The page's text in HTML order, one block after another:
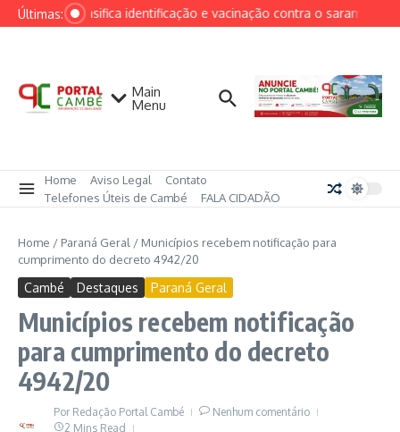
Ir para o conteúdo
Últimas:
Cambé intensifica identificação e vacinação contra o sarampo
Main
Menu
Home Aviso Legal
Contato
Telefones Úteis de Cambé
FALA CIDADÃO
Home / Paraná Geral / Municípios recebem notificação para
cumprimento do decreto 4942/20
Cambé Destaques Paraná Geral
Municípios recebem notificação
para cumprimento do decreto
4942/20
Por Redação Portal Cambé
Nenhum comentário
2 Mins Read